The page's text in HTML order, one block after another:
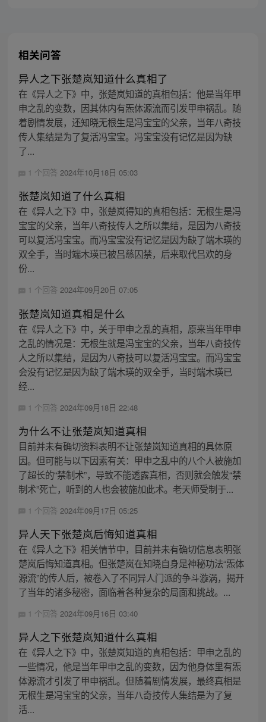
相关问答
异人之下张楚岚知道什么真相了
在《异人之下》中，张楚岚知道的真相包括：他是当年甲
申之乱的变数，因其体内有炁体源流而引发甲申祸乱。随
着剧情发展，还知晓无根生是冯宝宝的父亲，当年八奇技
传人集结是为了复活冯宝宝。冯宝宝没有记忆是因为缺
了...
1 个回答 2024年10月18日 05:03
张楚岚知道了什么真相
在《异人之下》中，张楚岚得知的真相包括：无根生是冯
宝宝的父亲，当年八奇技传人之所以集结，是因为八奇技
可以复活冯宝宝。而冯宝宝没有记忆是因为缺了端木瑛的
双全手，当时端木瑛已被吕慈囚禁，后来取代吕欢的身
份...
1 个回答 2024年09月20日 07:05
张楚岚知道真相是什么
在《异人之下》中，关于甲申之乱的真相，原来当年甲申
之乱的情况是：无根生就是冯宝宝的父亲，当年八奇技传
人之所以集结，是因为八奇技可以复活冯宝宝。而冯宝宝
会没有记忆是因为缺了端木瑛的双全手，当时端木瑛已
经...
1 个回答 2024年09月18日 22:48
为什么不让张楚岚知道真相
目前并未有确切资料表明不让张楚岚知道真相的具体原
因。但可能与以下因素有关：甲申之乱中的八个人被施加
了超长的“禁制术”，导致不能透露真相，否则就会触发“禁
制术”死亡，听到的人也会被施加此术。老天师受制于...
1 个回答 2024年09月17日 05:25
异人天下张楚岚后悔知道真相
在《异人之下》相关情节中，目前并未有确切信息表明张
楚岚后悔知道真相。但张楚岚在知晓自身是神秘功法“炁体
源流”的传人后，被卷入了不同异人门派的争斗漩涡，揭开
了当年的诸多秘密，面临着各种复杂的局面和挑战。...
1 个回答 2024年09月16日 03:40
异人之下张楚岚知道什么真相
在《异人之下》中，张楚岚知道的真相包括：甲申之乱的
一些情况，他是当年甲申之乱的变数，因为他身体里有炁
体源流才引发了甲申祸乱。但随着剧情发展，最终真相是
无根生是冯宝宝的父亲，当年八奇技传人集结是为了复
活...